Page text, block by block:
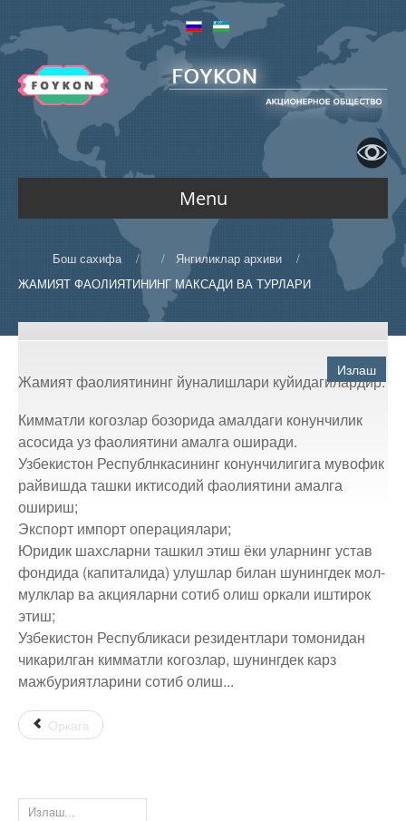
Menu
АСОСИЙ
КОМПАНИЯ ҲАҚИДА
Биз ҳақимизда
Раҳбарият
Кузатув кенгаши
Бошқарув ва назорат органлари
Ташкилий тузилма
Иш графиги
Устав/ Ўзгартириш ва қўшимчалар
АКЦИЯДОРЛАРГА
ЯНГИЛИКЛАР
ИНТЕРАКТИВ
ХИЗМАТЛАР
Бош сахифа / / Янгиликлар архиви
/
ЖАМИЯТ ФАОЛИЯТИНИНГ МАКСАДИ ВА ТУРЛАРИ
Жамият фаолиятининг йуналишлари куйидагилардир:
Кимматли когозлар бозорида амалдаги конунчилик
асосида уз фаолиятини амалга оширади.
Узбекистон Республнкасининг конунчилигига мувофик
райвишда ташки иктисодий фаолиятини амалга
ошириш;
Экспорт импорт операциялари;
Юридик шахсларни ташкил этиш ёки уларнинг устав
фондида (капиталида) улушлар билан шунингдек мол-
мулклар ва акцияларни сотиб олиш оркали иштирок
этиш;
Узбекистон Республикаси резидентлари томонидан
чикарилган кимматли когозлар, шунингдек карз
мажбуриятларини сотиб олиш...
Оркага
Излаш